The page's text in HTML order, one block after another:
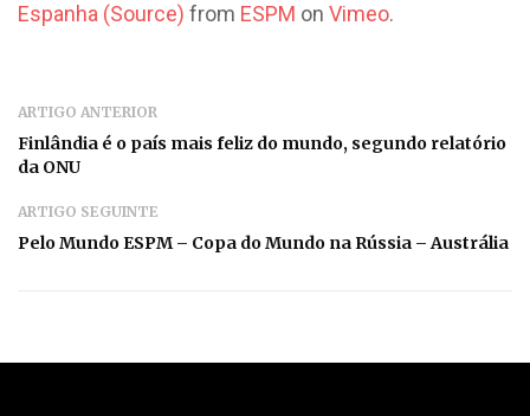
Espanha (Source) from ESPM on Vimeo.
ARTIGO ANTERIOR
Finlândia é o país mais feliz do mundo, segundo relatório
da ONU
ARTIGO SEGUINTE
Pelo Mundo ESPM – Copa do Mundo na Rússia – Austrália